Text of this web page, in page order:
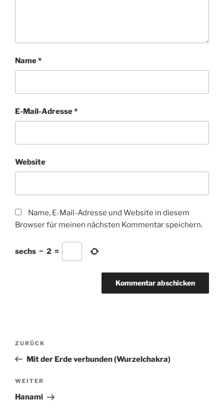
Name*
E-Mail-Adresse*
Website
Name, E-Mail-Adresse und Website in diesem
Browser für meinen nächsten Kommentar speichern.
sechs − 2 =
Beitragsnavigation
Vorheriger
Beitrag
ZURÜCK
Mit der Erde verbunden (Wurzelchakra)
Nächster
Beitrag
WEITER
Hanami